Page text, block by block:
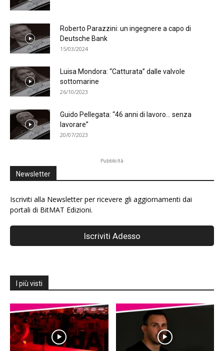
Roberto Parazzini: un ingegnere a capo di
Deutsche Bank
15/03/2024
Luisa Mondora: “Catturata” dalle valvole
sottomarine
26/10/2023
Guido Pellegata: “46 anni di lavoro… senza
lavorare”
20/07/2023
Pubblicità
Newsletter
Iscriviti alla Newsletter per ricevere gli aggiornamenti dai
portali di BitMAT Edizioni.
I più visti